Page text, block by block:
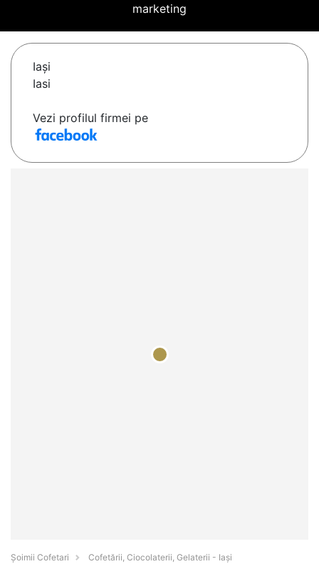
marketing
Iaşi
Iasi
Vezi profilul firmei pe
Șoimii Cofetari
Cofetării, Ciocolaterii, Gelaterii - Iaşi